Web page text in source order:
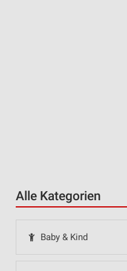
Alle Kategorien
Baby & Kind